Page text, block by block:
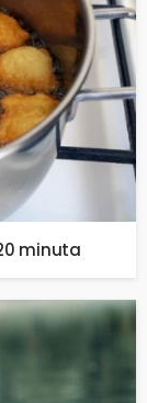
minuta